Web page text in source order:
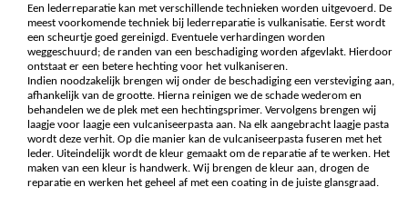
Een lederreparatie kan met verschillende technieken worden uitgevoerd. De
meest voorkomende techniek bij lederreparatie is vulkanisatie. Eerst wordt
een scheurtje goed gereinigd. Eventuele verhardingen worden
weggeschuurd; de randen van een beschadiging worden afgevlakt. Hierdoor
ontstaat er een betere hechting voor het vulkaniseren.
Indien noodzakelijk brengen wij onder de beschadiging een versteviging aan,
afhankelijk van de grootte. Hierna reinigen we de schade wederom en
behandelen we de plek met een hechtingsprimer. Vervolgens brengen wij
laagje voor laagje een vulcaniseerpasta aan. Na elk aangebracht laagje pasta
wordt deze verhit. Op die manier kan de vulcaniseerpasta fuseren met het
leder. Uiteindelijk wordt de kleur gemaakt om de reparatie af te werken. Het
maken van een kleur is handwerk. Wij brengen de kleur aan, drogen de
reparatie en werken het geheel af met een coating in de juiste glansgraad.